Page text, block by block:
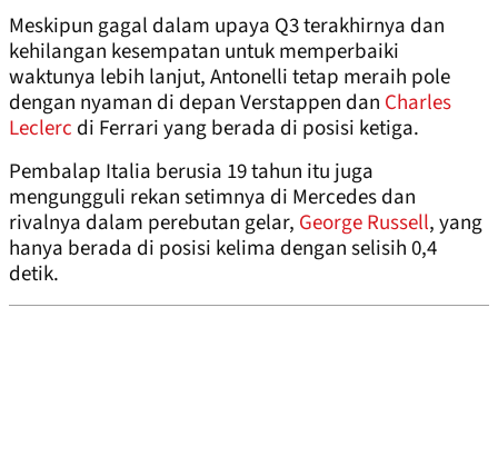
Meskipun gagal dalam upaya Q3 terakhirnya dan
kehilangan kesempatan untuk memperbaiki
waktunya lebih lanjut, Antonelli tetap meraih pole
dengan nyaman di depan Verstappen dan Charles
Leclerc di Ferrari yang berada di posisi ketiga.
Pembalap Italia berusia 19 tahun itu juga
mengungguli rekan setimnya di Mercedes dan
rivalnya dalam perebutan gelar, George Russell, yang
hanya berada di posisi kelima dengan selisih 0,4
detik.